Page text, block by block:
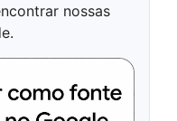
nossas